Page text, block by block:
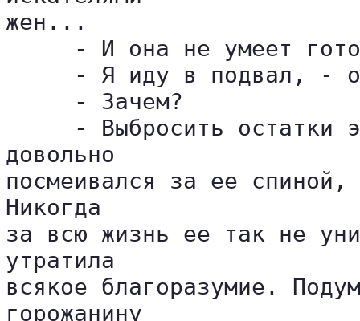
жен...
- И она не умеет
- Я иду в подвал, -
     - Зачем?
- Выбросить остатки
довольно
посмеивался за ее
Никогда
за всю жизнь ее так не
утратила
всякое благоразумие.
горожанину